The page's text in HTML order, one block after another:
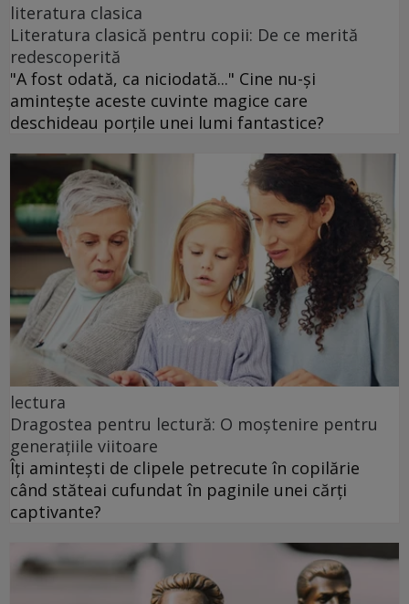
literatura clasica
Literatura clasică pentru copii: De ce merită
redescoperită
"A fost odată, ca niciodată..." Cine nu-și
amintește aceste cuvinte magice care
deschideau porțile unei lumi fantastice?
lectura
Dragostea pentru lectură: O moștenire pentru
generațiile viitoare
Îți amintești de clipele petrecute în copilărie
când stăteai cufundat în paginile unei cărți
captivante?